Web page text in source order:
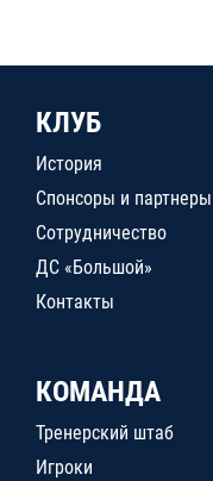
КЛУБ
История
Спонсоры и партнеры
Сотрудничество
ДС «Большой»
Контакты
КОМАНДА
Тренерский штаб
Игроки